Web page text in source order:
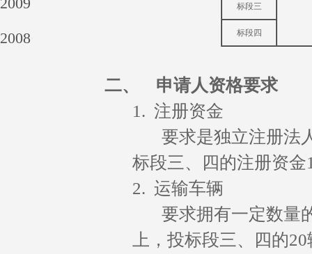
2008
标段三
标段四
二、 申请人资格要求
1. 注册资金
要求是独立注册法人
标段三、四的注册资金
2. 运输车辆
要求拥有一定数量的
上，投标段三、四的